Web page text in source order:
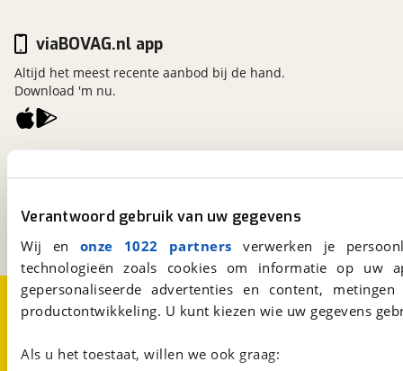
Verantwoord gebruik van uw gegevens
Wij en onze 1022 partners verwerken je
technologieën zoals cookies om informatie op
gepersonaliseerde advertenties en content,
productontwikkeling. U kunt kiezen wie uw gegevens
Als u het toestaat, willen we ook graag:
Een initiatief van
viaBOVAG.nl app
Altijd het meest recente aanbod bij de hand.
Download 'm nu.
Over viaBOVAG.nlDisclaimer- en Privacyverklaring
CookievoorkeurenVacatures